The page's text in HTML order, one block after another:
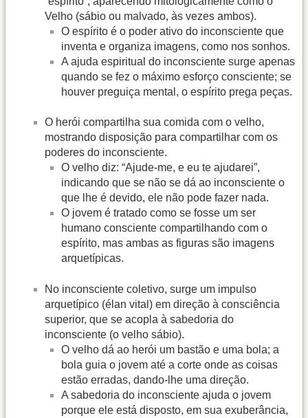
Velho (sábio ou malvado, às vezes ambos).
O espírito é o poder ativo do inconsciente que
inventa e organiza imagens, como nos sonhos.
A ajuda espiritual do inconsciente surge apenas
quando se fez o máximo esforço consciente; se
houver preguiça mental, o espírito prega peças.
O herói compartilha sua comida com o velho,
mostrando disposição para compartilhar com os
poderes do inconsciente.
O velho diz: “Ajude-me, e eu te ajudarei”,
indicando que se não se dá ao inconsciente o
que lhe é devido, ele não pode fazer nada.
O jovem é tratado como se fosse um ser
humano consciente compartilhando com o
espírito, mas ambas as figuras são imagens
arquetípicas.
No inconsciente coletivo, surge um impulso
arquetípico (élan vital) em direção à consciência
superior, que se acopla à sabedoria do
inconsciente (o velho sábio).
O velho dá ao herói um bastão e uma bola; a
bola guia o jovem até a corte onde as coisas
estão erradas, dando-lhe uma direção.
A sabedoria do inconsciente ajuda o jovem
porque ele está disposto, em sua exuberância,